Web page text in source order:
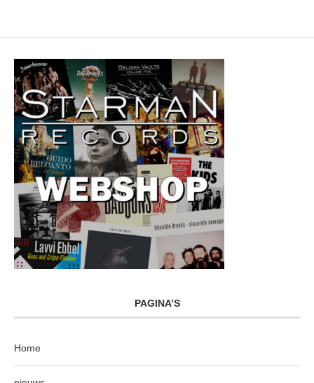
PAGINA’S
Home